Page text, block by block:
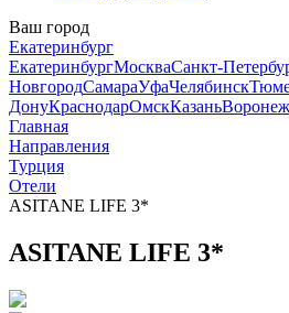
Ваш город
Екатеринбург
ЕкатеринбургМоскваСанкт-
НовгородСамараУфаЧелябинск
ДонуКраснодарОмскКазаньВоронеж
Главная
Направления
Турция
Отели
ASITANE LIFE 3*
ASITANE LIFE 3*